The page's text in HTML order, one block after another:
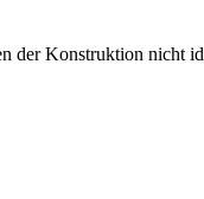
der Konstruktion nicht